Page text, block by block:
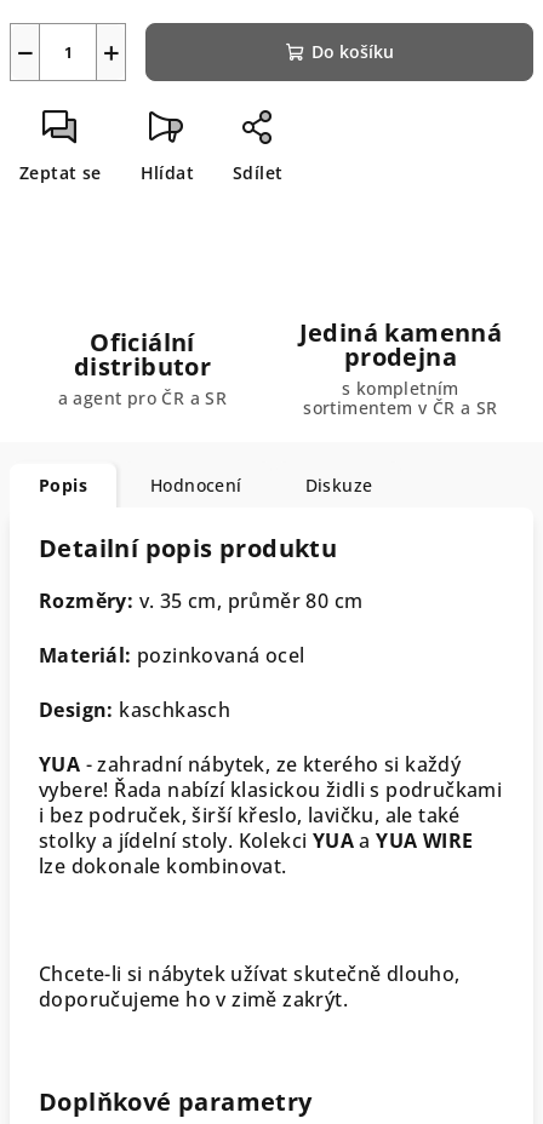
+
− Do košíku
Zeptat se Hlídat Sdílet
Oficiální
distributor
a agent pro ČR a SR
Jediná kamenná
prodejna
s kompletním
sortimentem v ČR a SR
Popis Hodnocení Diskuze
Detailní popis produktu
Rozměry: v. 35 cm, průměr 80 cm
Materiál: pozinkovaná ocel
Design: kaschkasch
YUA - zahradní nábytek, ze kterého si každý
vybere! Řada nabízí klasickou židli s područkami
i bez područek, širší křeslo, lavičku, ale také
stolky a jídelní stoly. Kolekci YUAaYUA WIRE
lze dokonale kombinovat.
Chcete-li si nábytek užívat skutečně dlouho,
doporučujeme ho v zimě zakrýt.
Doplňkové parametry